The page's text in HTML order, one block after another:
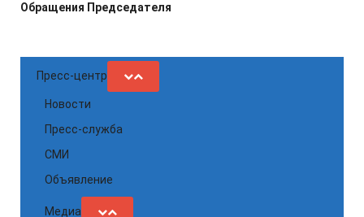
Обращения Председателя
Пресс-центр
Новости
Пресс-служба
СМИ
Объявление
Медиа